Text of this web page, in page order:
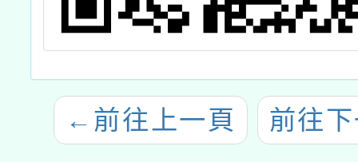
← 前往上一頁 前往